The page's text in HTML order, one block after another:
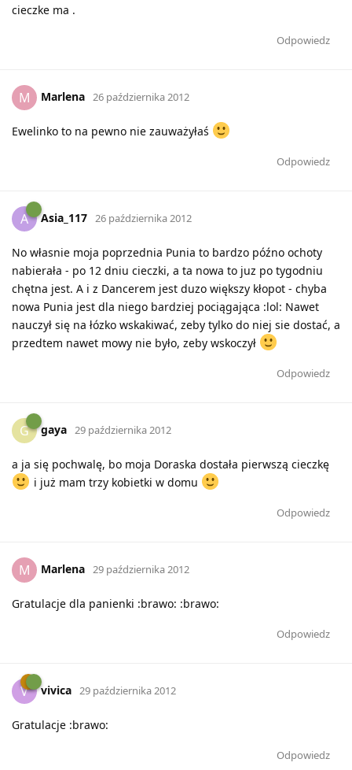
cieczke ma .
Odpowiedz
M Marlena 26 października 2012
Ewelinko to na pewno nie zauważyłaś
Odpowiedz
A Asia_117 26 października 2012
No własnie moja poprzednia Punia to bardzo późno ochoty
nabierała - po 12 dniu cieczki, a ta nowa to juz po tygodniu
chętna jest. A i z Dancerem jest duzo większy kłopot - chyba
nowa Punia jest dla niego bardziej pociągająca :lol: Nawet
nauczył się na łózko wskakiwać, zeby tylko do niej sie dostać, a
przedtem nawet mowy nie było, zeby wskoczył
Odpowiedz
G gaya 29 października 2012
a ja się pochwalę, bo moja Doraska dostała pierwszą cieczkę
i już mam trzy kobietki w domu
Odpowiedz
M Marlena 29 października 2012
Gratulacje dla panienki :brawo: :brawo:
Odpowiedz
V vivica 29 października 2012
Gratulacje :brawo:
Odpowiedz